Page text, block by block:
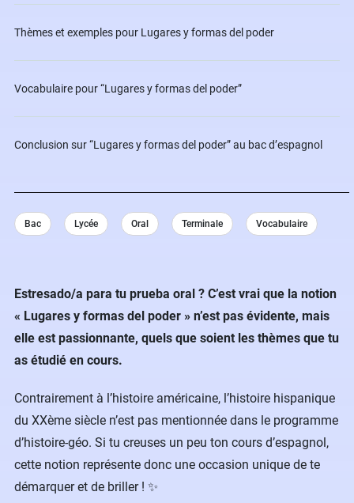
Estresado/a para tu prueba oral ? C’est vrai que la notion
« Lugares y formas del poder » n’est pas évidente, mais
elle est passionnante, quels que soient les thèmes que tu
as étudié en cours.
Contrairement à l’histoire américaine, l’histoire hispanique
du XXème siècle n’est pas mentionnée dans le programme
d’histoire-géo. Si tu creuses un peu ton cours d’espagnol,
cette notion représente donc une occasion unique de te
démarquer et de briller ! ✨
Thèmes et exemples pour Lugares y formas del poder
Vocabulaire pour “Lugares y formas del poder”
Conclusion sur “Lugares y formas del poder” au bac d’espagnol
Bac Lycée Oral Terminale Vocabulaire